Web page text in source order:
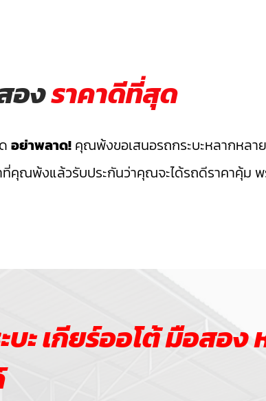
องราคาดีที่สุด
อย่าพลาด! คุณพ้งขอเสนอรถกระบะหลากหลา
คุณพ้งแล้วรับประกันว่าคุณจะได้รถดีราคาคุ้ม
บะ เกียร์ออโต้ มือสอง